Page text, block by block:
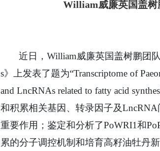
William威廉英国盖树
近日，William威廉英国盖树鹏团
s》上发表了题为“Transcriptome of
and LncRNAs related to fatty acid
和积累相关基因、转录因子及
重要作用；鉴定和分析了PoWRI1和
累的分子调控机制和培育高籽油牡丹新